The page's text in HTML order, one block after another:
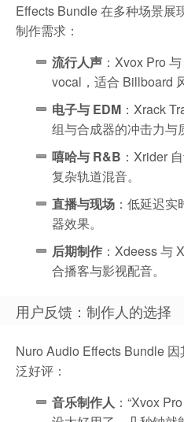
Effects Bundle 在多种场景展
制作需求：
流行人声 ：Xvox Pro
vocal，适合 Billboard
电子与 EDM ：Xrack
组与合成器的冲击力与
嘻哈与 R&B ：Xrider
复杂轨道混音。
直播与现场 ：低延迟
器效果。
后期制作 ：Xdeess 与
合播客与影视配音。
用户反馈：制作人的选择
Nuro Audio Effects Bundle
泛好评：
音乐制作人 ：“Xvox